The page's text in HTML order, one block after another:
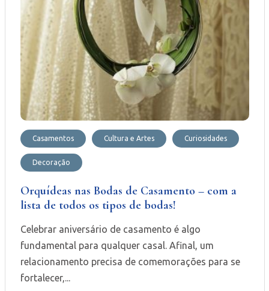
Casamentos Cultura e Artes Curiosidades
Decoração
Orquídeas nas Bodas de Casamento – com a
lista de todos os tipos de bodas!
Celebrar aniversário de casamento é algo
fundamental para qualquer casal. Afinal, um
relacionamento precisa de comemorações para se
fortalecer,...